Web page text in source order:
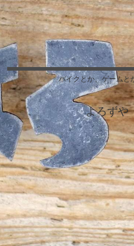
バイクとか、ゲームと
よろず